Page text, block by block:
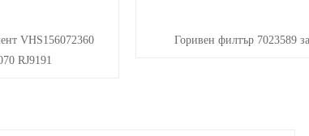
VHS156072360
RJ9191
Горивен филтър 7023589